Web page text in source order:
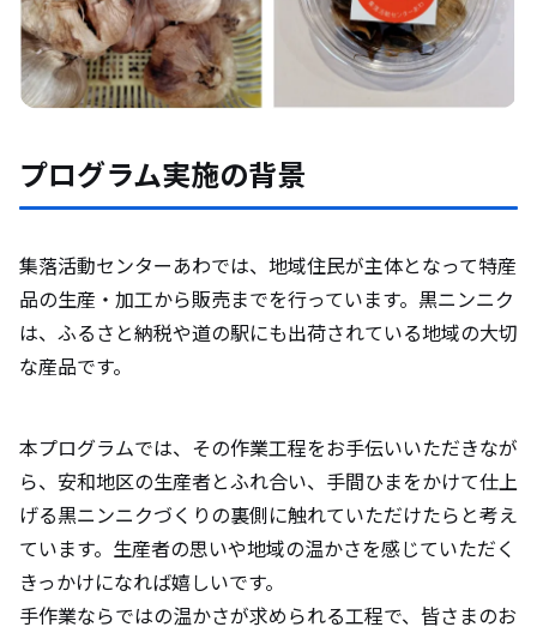
プログラム実施の背景
集落活動センターあわでは、地域住民が主体となって特産
品の生産・加工から販売までを行っています。黒ニンニク
は、ふるさと納税や道の駅にも出荷されている地域の大切
な産品です。
本プログラムでは、その作業工程をお手伝いいただきなが
ら、安和地区の生産者とふれ合い、手間ひまをかけて仕上
げる黒ニンニクづくりの裏側に触れていただけたらと考え
ています。生産者の思いや地域の温かさを感じていただく
きっかけになれば嬉しいです。
手作業ならではの温かさが求められる工程で、皆さまのお